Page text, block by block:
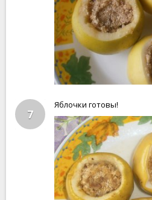
7
Яблочки готовы!